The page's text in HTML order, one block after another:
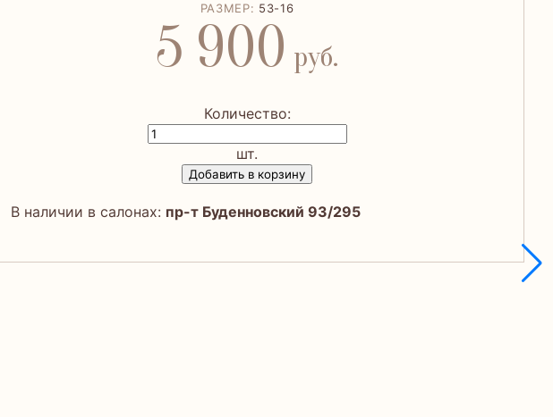
РАЗМЕР: 53-16
5 900 руб.
Количество:
шт.
Добавить в корзину
В наличии в салонах: пр-т Буденновский 93/295